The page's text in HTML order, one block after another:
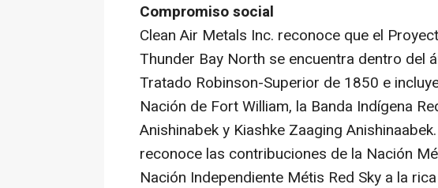
Compromiso social
Clean Air Metals Inc. reconoce que el
Thunder Bay North se encuentra dentro del
Tratado Robinson-Superior de 1850 e
Nación de Fort William, la Banda Indígena
Anishinabek y Kiashke Zaaging
reconoce las contribuciones de la Nación
Nación Independiente Métis Red Sky a la